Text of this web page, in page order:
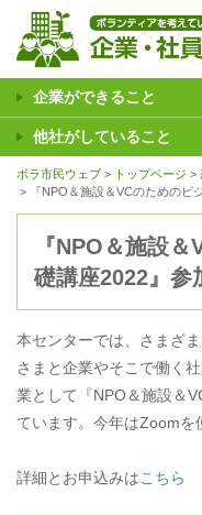
企業ができること
他社がしていること
ボラ市民ウェブ トップページ
『NPO＆施設＆VCのためのビ
『NPO＆施設
礎講座2022』参
本センターでは、さまざ
さまと企業やそこで働く
業として『NPO＆施設＆
ています。今年はZoomを
詳細とお申込みはこちら